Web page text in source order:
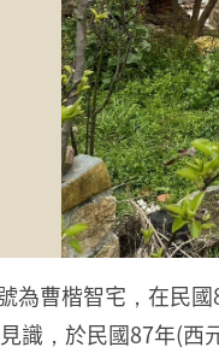
為曹楷智宅，在民
識，於民國87年(西